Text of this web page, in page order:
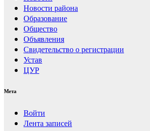
Новости района
Образование
Общество
Объявления
Свидетельство о регистрации
Устав
ЦУР
Мета
Войти
Лента записей